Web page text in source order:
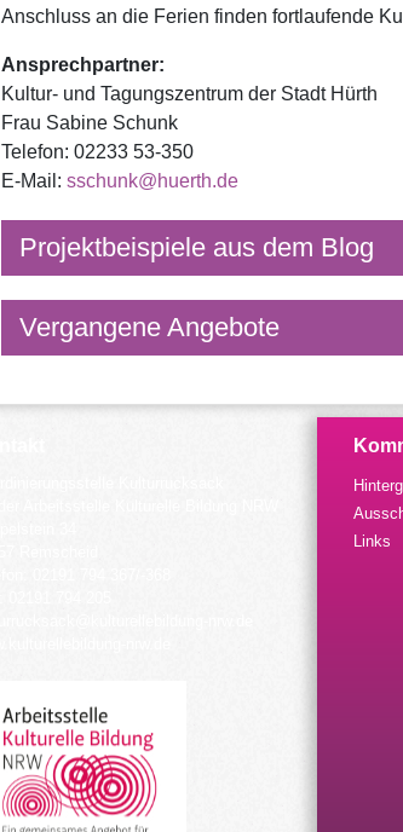
Anschluss an die Ferien finden fortlaufende
Ansprechpartner:
Kultur- und Tagungszentrum der Stadt Hürth
Frau Sabine Schunk
Telefon: 02233 53-350
E-Mail: sschunk@huerth.de
Projektbeispiele aus dem Blog
Vergangene Angebote
Links